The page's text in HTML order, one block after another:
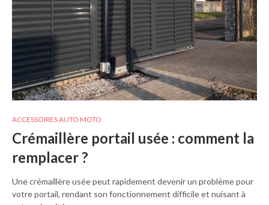
ACCESSOIRES AUTO MOTO
Crémaillère portail usée : comment la
remplacer ?
Une crémaillère usée peut rapidement devenir un problème pour
votre portail, rendant son fonctionnement difficile et nuisant à